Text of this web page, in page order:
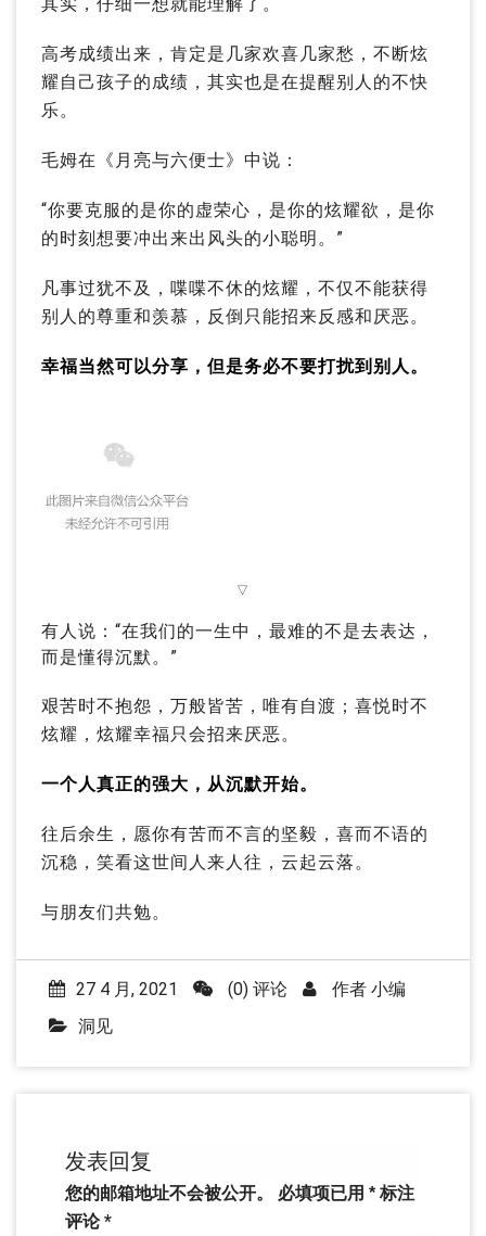
高考成绩出来，肯定是几家欢喜几家愁，不断炫
耀自己孩子的成绩，其实也是在提醒别人的不快
乐。
毛姆在《月亮与六便士》中说：
“你要克服的是你的虚荣心，是你的炫耀欲，是你
的时刻想要冲出来出风头的小聪明。”
凡事过犹不及，喋喋不休的炫耀，不仅不能获得
别人的尊重和羡慕，反倒只能招来反感和厌恶。
幸福当然可以分享，但是务必不要打扰到别人。
▽
有人说： “在我们的一生中，最难的不是去表达，
而是懂得沉默。 ”
艰苦时不抱怨，万般皆苦，唯有自渡；喜悦时不
炫耀，炫耀幸福只会招来厌恶。
一个人真正的强大，从沉默开始。
往后余生，愿你有苦而不言的坚毅，喜而不语的
沉稳，笑看这世间人来人往，云起云落。
与朋友们共勉。
27 4 月, 2021 (0) 评论 作者 小编
洞见
发表回复
您的邮箱地址不会被公开。 必填项已用 * 标注
评论*